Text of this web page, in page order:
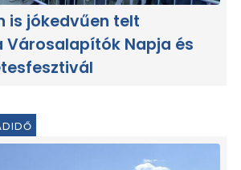
is jókedvűen telt
Városalapítók Napja és